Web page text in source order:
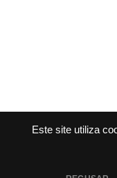
Este site utiliza